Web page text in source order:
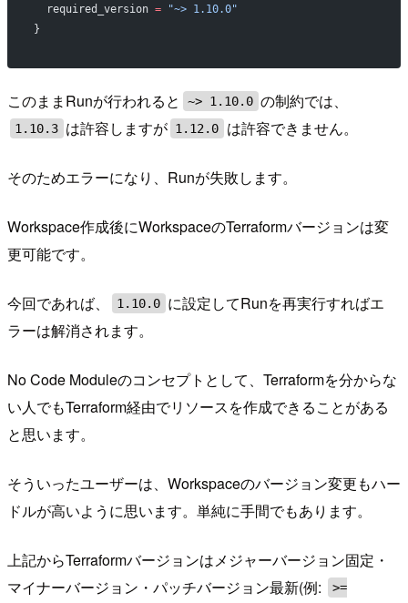
  required_version
= "~> 1.10.0"
}
このままRunが行われると ~> 1.10.0 の制約では、
1.10.3 は許容しますが 1.12.0 は許容できません。
そのためエラーになり、Runが失敗します。
Workspace作成後にWorkspaceのTerraformバージョンは変
更可能です。
今回であれば、 1.10.0 に設定してRunを再実行すればエ
ラーは解消されます。
No Code Moduleのコンセプトとして、Terraformを分からな
い人でもTerraform経由でリソースを作成できることがある
と思います。
そういったユーザーは、Workspaceのバージョン変更もハー
ドルが高いように思います。単純に手間でもあります。
上記からTerraformバージョンはメジャーバージョン固定・
マイナーバージョン・パッチバージョン最新(例:
>=